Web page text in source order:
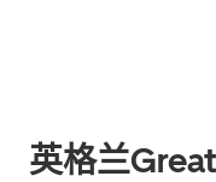
英格兰